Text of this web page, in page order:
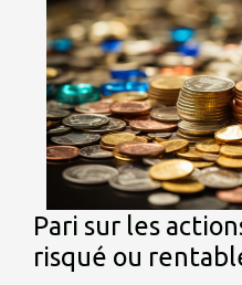
Pari sur les
risqué ou